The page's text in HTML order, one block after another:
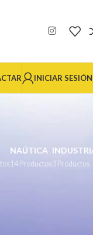
INICIAR
NAÚTICA
14 Productos3 Productos